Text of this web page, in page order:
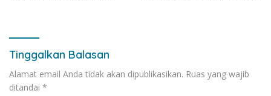
Tinggalkan Balasan
Alamat email Anda tidak akan dipublikasikan. Ruas yang wajib
ditandai *